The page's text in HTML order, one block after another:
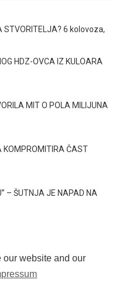
our website and our
STVORITELJA? 6 kolovoza,
HDZ-OVCA IZ KULOARA
MIT O POLA MILIJUNA
KOMPROMITIRA ČAST
– ŠUTNJA JE NAPAD NA